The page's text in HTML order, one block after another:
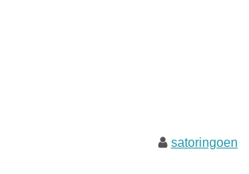
satoringoen